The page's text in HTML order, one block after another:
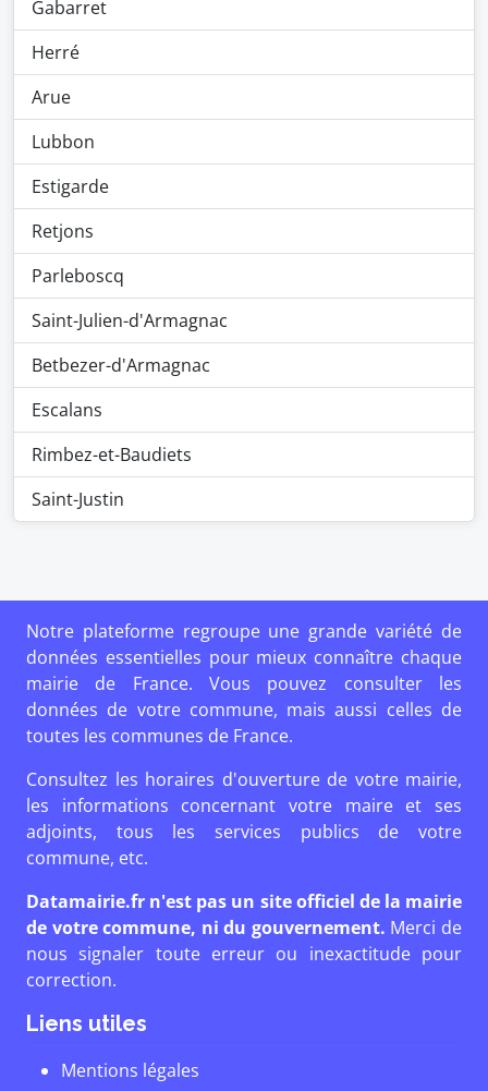
Gabarret
Herré
Arue
Lubbon
Estigarde
Retjons
Parleboscq
Saint-Julien-d'Armagnac
Betbezer-d'Armagnac
Escalans
Rimbez-et-Baudiets
Saint-Justin
Notre plateforme regroupe une grande variété de
données essentielles pour mieux connaître chaque
mairie de France. Vous pouvez consulter les
données de votre commune, mais aussi celles de
toutes les communes de France.
Consultez les horaires d'ouverture de votre mairie,
les informations concernant votre maire et ses
adjoints, tous les services publics de votre
commune, etc.
Datamairie.fr n'est pas un site officiel de la mairie
de votre commune, ni du gouvernement. Merci de
nous signaler toute erreur ou inexactitude pour
correction.
Liens utiles
Mentions légales